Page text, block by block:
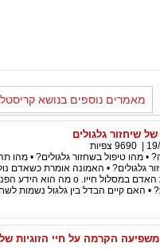
מאמרים נוספים בנושא
שיחזור גלגולים
9690 צפיות
מהו טיפול בשחזור גלגולים? • מהו
גלגולים? • האמונה אומרת כשאדם
האם קיים הבדל בין גלגול נשמות
משפיעה הקרמה על חיי הזוגיות